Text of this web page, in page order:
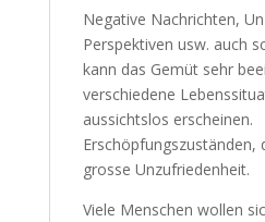
Negative Nachrichten,
keine Perspektiven usw.
Wetter- kann das Gemüt
oder verschiedene
einem aussichtslos
Erschöpfungszuständen,
auch grosse
Viele Menschen wollen